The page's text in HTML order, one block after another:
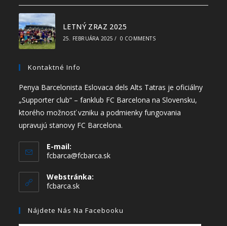
LETNÝ ZRAZ 2025
25. FEBRUÁRA 2025 / 0 COMMENTS
Kontaktné Info
Penya Barcelonista Eslovaca dels Alts Tatras je oficiálny
„Supporter club“ – fanklub FC Barcelona na Slovensku,
ktorého možnosť vzniku a podmienky fungovania
upravujú stanovy FC Barcelona.
E-mail:
fcbarca@fcbarca.sk
Webstránka:
fcbarca.sk
Nájdete Nás Na Facebooku